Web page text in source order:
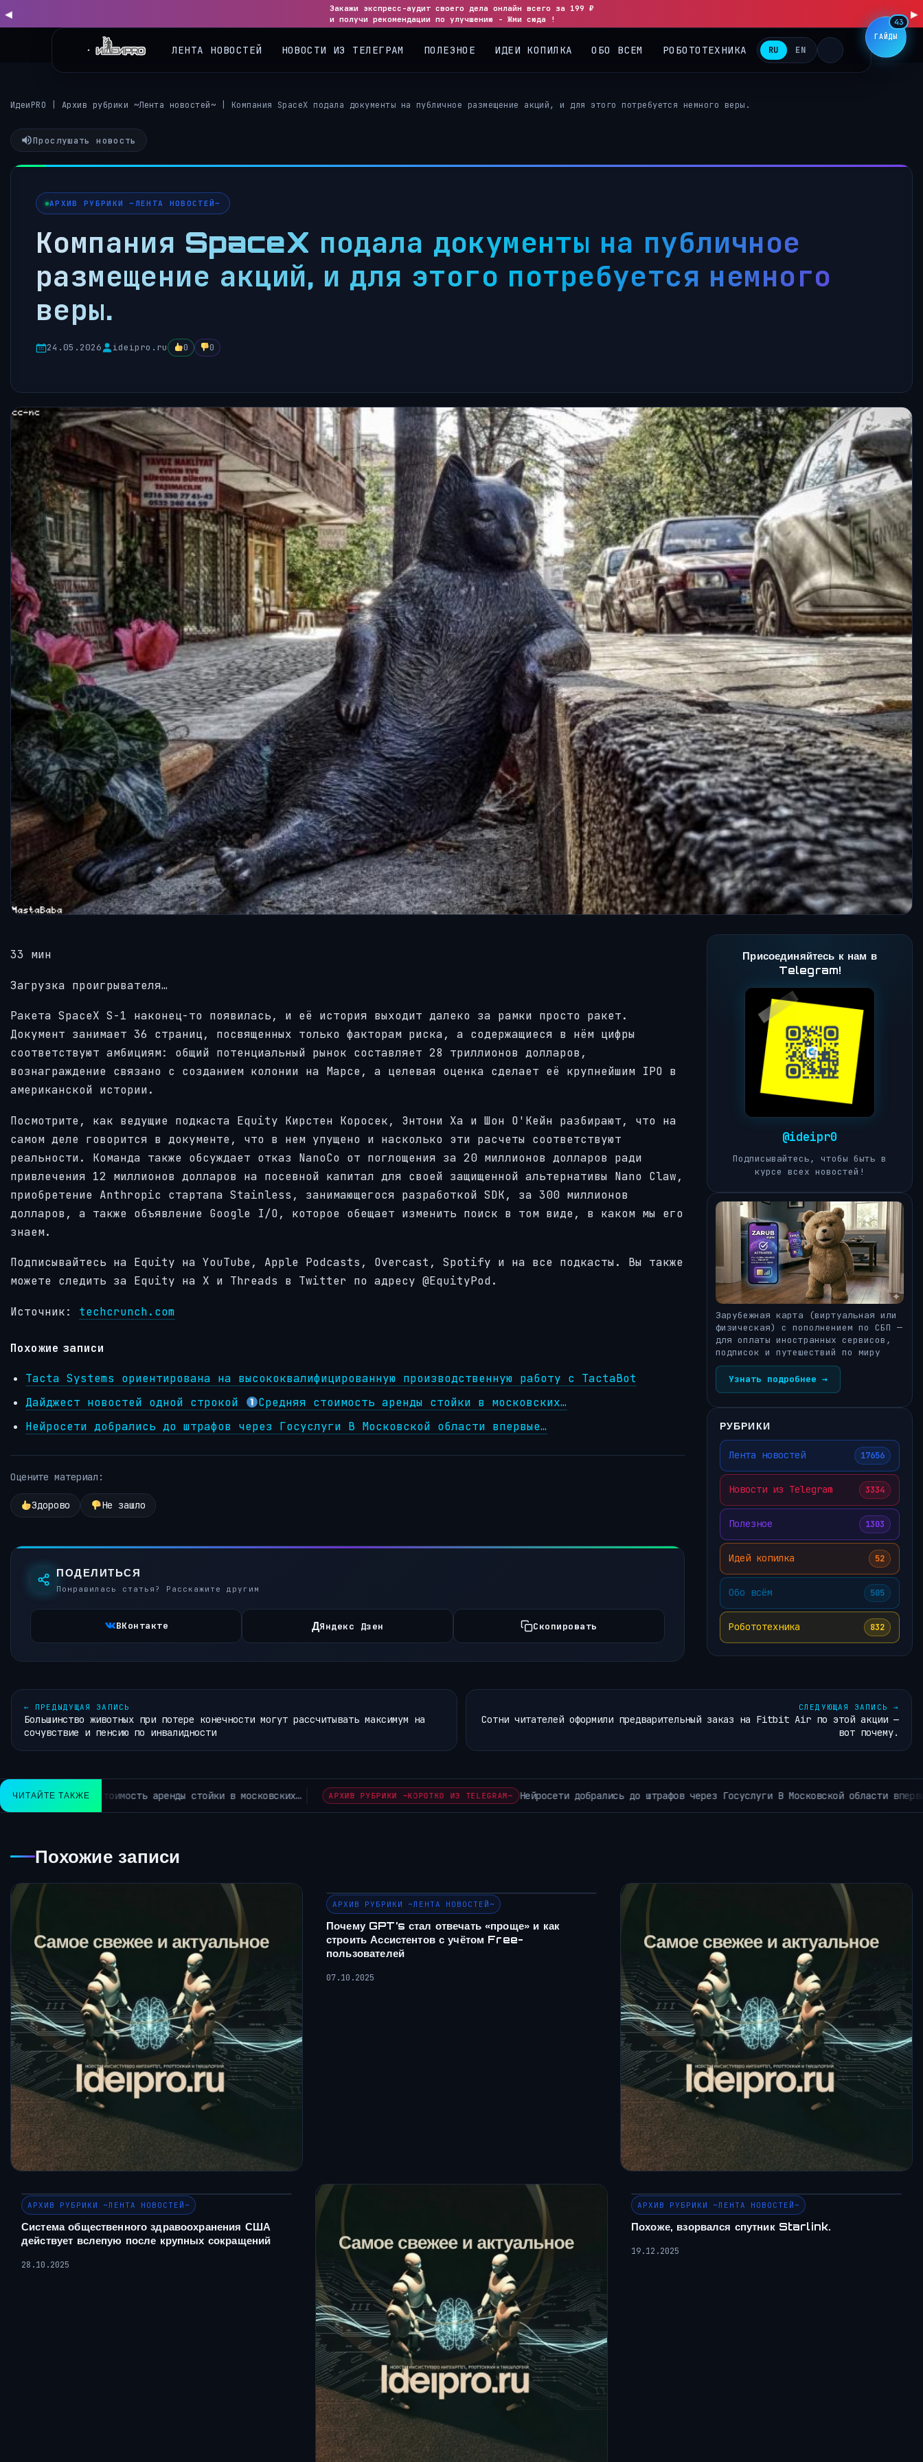
◀
Закажи экспресс-аудит своего дела онлайн всего за 199 ₽
и получи рекомендации по улучшению - Жми сюда !
▶
RU EN
ИдеиPRO Архив рубрики ~Лента новостей~ Компания SpaceX подала документы на публичное размещение акций, и для этого потребуется немного веры.
Прослушать новость
АРХИВ РУБРИКИ ~ЛЕНТА НОВОСТЕЙ~
Компания SpaceX подала документы на публичное
размещение акций, и для этого потребуется немного
веры.
24.05.2026 ideipro.ru 0 0
33 мин
Загрузка проигрывателя…
Ракета SpaceX S-1 наконец-то появилась, и её история выходит далеко за рамки просто ракет.
Документ занимает 36 страниц, посвященных только факторам риска, а содержащиеся в нём цифры
соответствуют амбициям: общий потенциальный рынок составляет 28 триллионов долларов,
вознаграждение связано с созданием колонии на Марсе, а целевая оценка сделает её крупнейшим IPO в
американской истории.
Посмотрите, как ведущие подкаста Equity Кирстен Коросек, Энтони Ха и Шон О'Кейн разбирают, что на
самом деле говорится в документе, что в нем упущено и насколько эти расчеты соответствуют
реальности. Команда также обсуждает отказ NanoCo от поглощения за 20 миллионов долларов ради
привлечения 12 миллионов долларов на посевной капитал для своей защищенной альтернативы Nano Claw,
приобретение Anthropic стартапа Stainless, занимающегося разработкой SDK, за 300 миллионов
долларов, а также объявление Google I/O, которое обещает изменить поиск в том виде, в каком мы его
знаем.
Подписывайтесь на Equity на YouTube, Apple Podcasts, Overcast, Spotify и на все подкасты. Вы также
можете следить за Equity на X и Threads в Twitter по адресу @EquityPod.
Источник: techcrunch.com
Похожие записи
Tacta Systems ориентирована на высококвалифицированную производственную работу с TactaBot
Дайджест новостей одной строкой
Средняя стоимость аренды стойки в московских…
Нейросети добрались до штрафов через Госуслуги В Московской области впервые…
Оцените материал:
Здорово Не зашло
ПОДЕЛИТЬСЯ
Понравилась статья? Расскажите другим
ВКонтакте ДЯндекс Дзен Скопировать
Присоединяйтесь к нам в
Telegram!
@ideipr0
Подписывайтесь, чтобы быть в
курсе всех новостей!
Зарубежная карта (виртуальная или
физическая) с пополнением по СБП —
для оплаты иностранных сервисов,
подписок и путешествий по миру
Узнать подробнее →
РУБРИКИ
Лента новостей 17656
Новости из Telegram 3334
Полезное 1303
Идей копилка 52
Обо всём 505
Робототехника 832
← ПРЕДЫДУЩАЯ ЗАПИСЬ
Большинство животных при потере конечности могут рассчитывать максимум на
сочувствие и пенсию по инвалидности
СЛЕДУЮЩАЯ ЗАПИСЬ →
Сотни читателей оформили предварительный заказ на Fitbit Air по этой акции —
вот почему.
ЧИТАЙТЕ ТАКЖЕ
~КОРОТКО ИЗ TELEGRAM~ Нейросети добрались до штрафов через Госуслуги В Московской области впервые… АРХИВ РУБРИКИ ~КОРОТКО ИЗ TELEGRAM~ Anthropic попробует
Похожие записи
АРХИВ РУБРИКИ ~ЛЕНТА НОВОСТЕЙ~
Почему GPT’s стал отвечать «проще» и как
строить Ассистентов с учётом Free-
пользователей
07.10.2025
АРХИВ РУБРИКИ ~ЛЕНТА НОВОСТЕЙ~
Система общественного здравоохранения США
действует вслепую после крупных сокращений
28.10.2025
АРХИВ РУБРИКИ ~ЛЕНТА НОВОСТЕЙ~
Похоже, взорвался спутник Starlink.
19.12.2025
ГАЙДЫ
43